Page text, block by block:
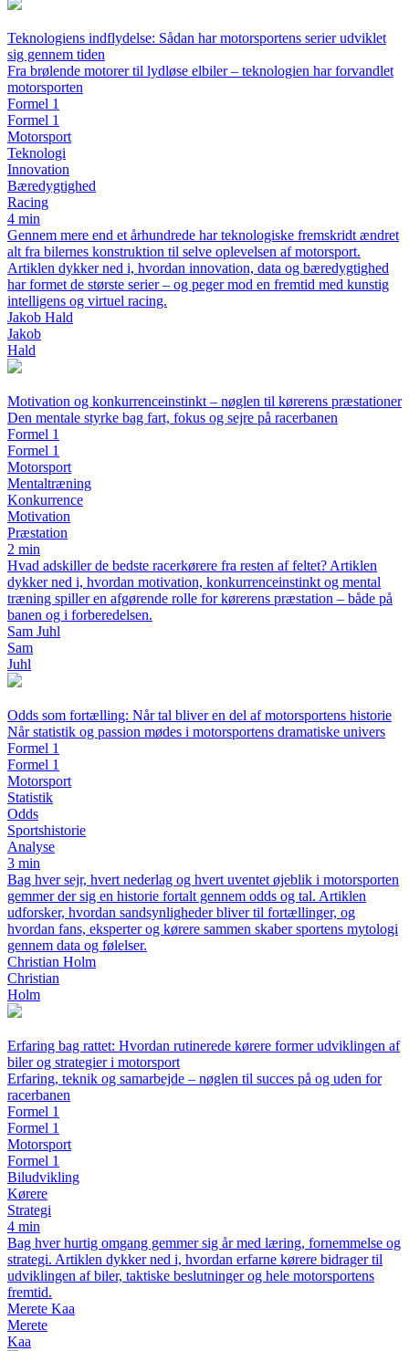
Teknologiens indflydelse: Sådan har motorsportens serier udviklet
sig gennem tiden
Fra brølende motorer til lydløse elbiler – teknologien har forvandlet
motorsporten
Formel 1
Formel 1
Motorsport
Teknologi
Innovation
Bæredygtighed
Racing
4 min
Gennem mere end et århundrede har teknologiske fremskridt ændret
alt fra bilernes konstruktion til selve oplevelsen af motorsport.
Artiklen dykker ned i, hvordan innovation, data og bæredygtighed
har formet de største serier – og peger mod en fremtid med kunstig
intelligens og virtuel racing.
Jakob Hald
Jakob
Hald
Motivation og konkurrenceinstinkt – nøglen til kørerens præstationer
Den mentale styrke bag fart, fokus og sejre på racerbanen
Formel 1
Formel 1
Motorsport
Mentaltræning
Konkurrence
Motivation
Præstation
2 min
Hvad adskiller de bedste racerkørere fra resten af feltet? Artiklen
dykker ned i, hvordan motivation, konkurrenceinstinkt og mental
træning spiller en afgørende rolle for kørerens præstation – både på
banen og i forberedelsen.
Sam Juhl
Sam
Juhl
Odds som fortælling: Når tal bliver en del af motorsportens historie
Når statistik og passion mødes i motorsportens dramatiske univers
Formel 1
Formel 1
Motorsport
Statistik
Odds
Sportshistorie
Analyse
3 min
Bag hver sejr, hvert nederlag og hvert uventet øjeblik i motorsporten
gemmer der sig en historie fortalt gennem odds og tal. Artiklen
udforsker, hvordan sandsynligheder bliver til fortællinger, og
hvordan fans, eksperter og kørere sammen skaber sportens mytologi
gennem data og følelser.
Christian Holm
Christian
Holm
Erfaring bag rattet: Hvordan rutinerede kørere former udviklingen af
biler og strategier i motorsport
Erfaring, teknik og samarbejde – nøglen til succes på og uden for
racerbanen
Formel 1
Formel 1
Motorsport
Formel 1
Biludvikling
Kørere
Strategi
4 min
Bag hver hurtig omgang gemmer sig år med læring, fornemmelse og
strategi. Artiklen dykker ned i, hvordan erfarne kørere bidrager til
udviklingen af biler, taktiske beslutninger og hele motorsportens
fremtid.
Merete Kaa
Merete
Kaa